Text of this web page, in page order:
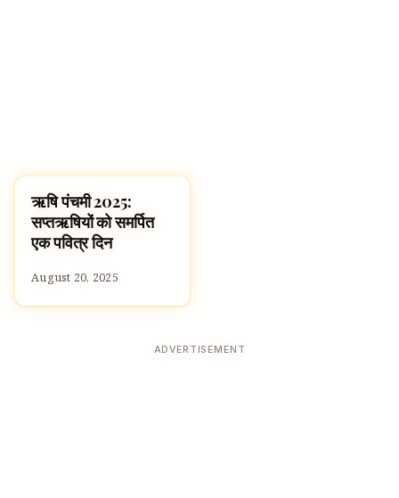
UNCATEGORIZED
ऋषि पंचमी 2025:
सप्तऋषियों को समर्पित
एक पवित्र दिन
August 20, 2025
ADVERTISEMENT